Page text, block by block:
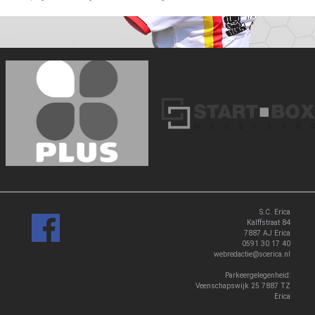
S.C. Erica
Kalffstraat 84
7887 AJ Erica
0591 30 17 40
webredactie@scerica.nl
Parkeergelegenheid:
Veenschapswijk 25 7887 TZ
Erica